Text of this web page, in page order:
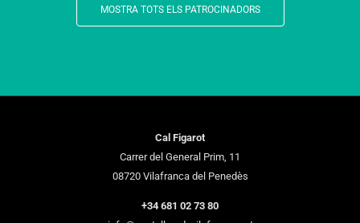
MOSTRA TOTS ELS PATROCINADORS
Cal Figarot
Carrer del General Prim, 11
08720 Vilafranca del Penedès
+34 681 02 73 80